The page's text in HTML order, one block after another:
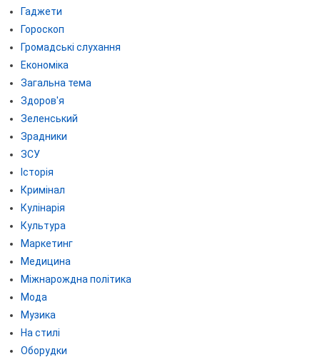
Гаджети
Гороскоп
Громадські слухання
Економіка
Загальна тема
Здоров'я
Зеленський
Зрадники
ЗСУ
Історія
Кримінал
Кулінарія
Культура
Маркетинг
Медицина
Міжнарождна політика
Мода
Музика
На стилі
Оборудки